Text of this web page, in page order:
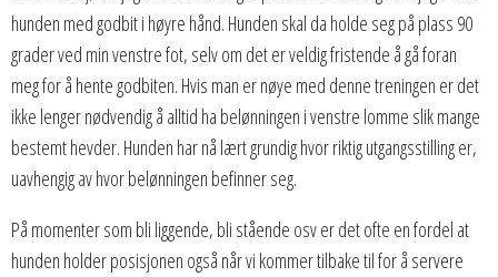
hunden med godbit i høyre hånd. Hunden skal da holde seg på plass 90
grader ved min venstre fot, selv om det er veldig fristende å gå foran
meg for å hente godbiten. Hvis man er nøye med denne treningen er det
ikke lenger nødvendig å alltid ha belønningen i venstre lomme slik mange
bestemt hevder. Hunden har nå lært grundig hvor riktig utgangsstilling er,
uavhengig av hvor belønningen befinner seg.
På momenter som bli liggende, bli stående osv er det ofte en fordel at
hunden holder posisjonen også når vi kommer tilbake til for å servere